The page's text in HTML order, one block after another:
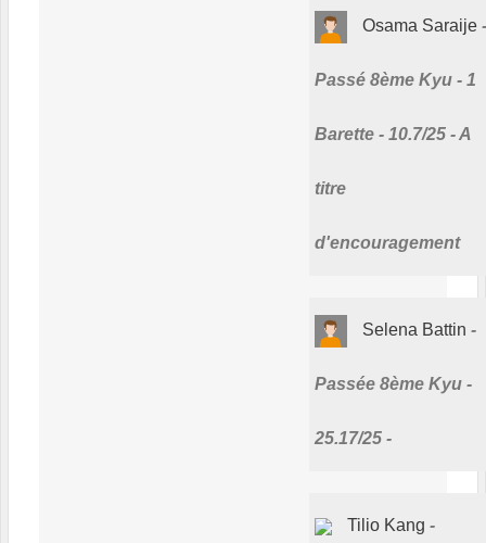
Osama Saraije
Passé 8ème Kyu - 1
Barette - 10.7/25 - A
titre
d'encouragement
Selena Battin
Passée 8ème Kyu -
25.17/25 -
Tilio Kang